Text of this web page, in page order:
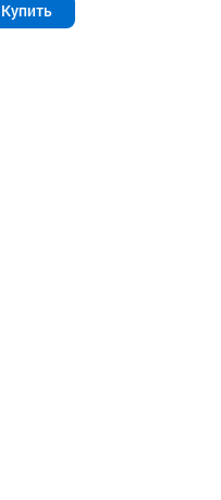
Купить